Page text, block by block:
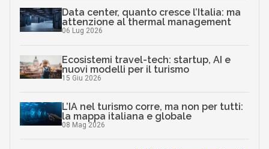
Data center, quanto cresce l’Italia: ma
attenzione al thermal management
06 Lug 2026
Ecosistemi travel-tech: startup, AI e
nuovi modelli per il turismo
15 Giu 2026
L’IA nel turismo corre, ma non per tutti:
la mappa italiana e globale
08 Mag 2026